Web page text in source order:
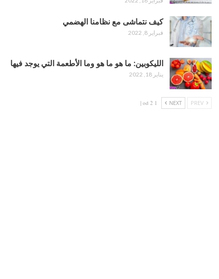
كيف نتماشى مع نظامنا الهضمي
فبراير 8, 2022
الليكوبين: ما هو ما هو وما الأطعمة التي يوجد فيها
يناير 18, 2022
NEXT
1 od 2 |